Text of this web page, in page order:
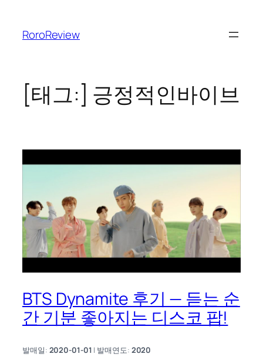
RoroReview
[태그:] 긍정적인바이브
BTS Dynamite 후기 — 듣는 순
간 기분 좋아지는 디스코 팝!
발매일: 2020-01-01 | 발매연도: 2020